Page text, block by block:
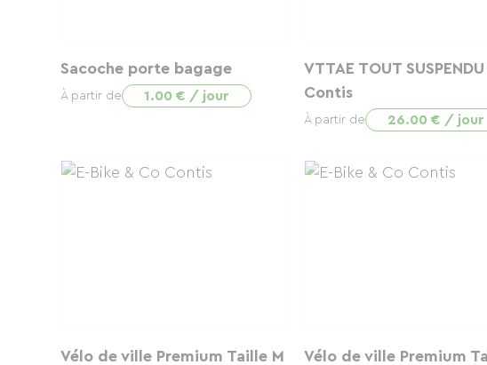
Sacoche porte bagage
À partir de 1.00 € / jour
VTTAE TOUT
Contis
À partir de 26.00 € / jour
Vélo de ville Premium Taille M Vélo de ville Premium